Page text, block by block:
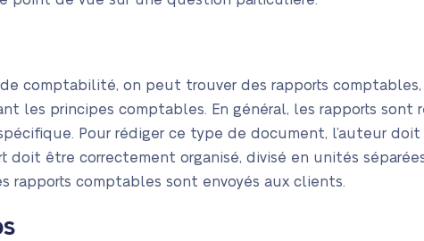
de comptabilité, on peut trouver des rapports
les principes comptables. En général, les rapports sont
Pour rédiger ce type de document, l’auteur
doit être correctement organisé, divisé en unités
rapports comptables sont envoyés aux clients.